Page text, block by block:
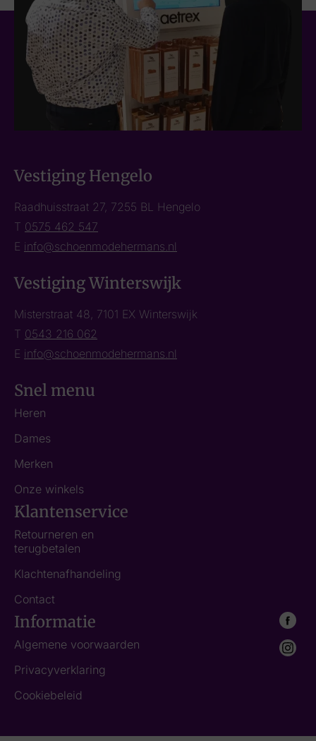
Vestiging Hengelo
Raadhuisstraat 27, 7255 BL Hengelo
T 0575 462 547
E info@schoenmodehermans.nl
Vestiging Winterswijk
Misterstraat 48, 7101 EX Winterswijk
T 0543 216 062
E info@schoenmodehermans.nl
Snel menu
Heren
Dames
Merken
Onze winkels
Klantenservice
Retourneren en
terugbetalen
Klachtenafhandeling
Contact
Informatie
Algemene voorwaarden
Privacyverklaring
Cookiebeleid